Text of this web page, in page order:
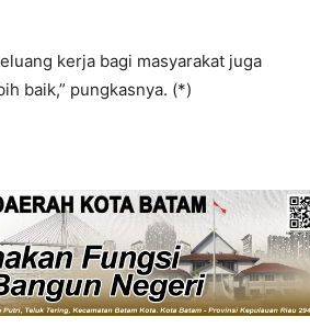
kerja bagi masyarakat juga
baik,” pungkasnya. (*)